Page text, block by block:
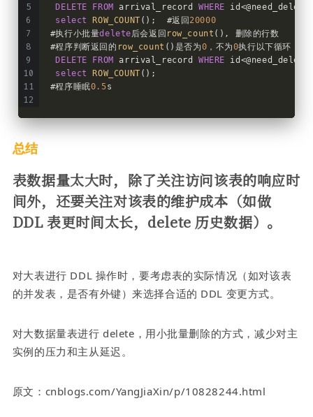
DELETE
FROM arrival_record WHERE
select
ROW_COUNT ();  #返回 20000
#执行小批量delete后会返回 row_count (), 删除的行数
#程序判断返回的 row_count ()是否为0 ，不为0执行以下循环，为
DELETE
FROM arrival_record WHERE
select
ROW_COUNT ();
#程序睡眠0.5s
总结
表数据量太大时，除了关注访问该表的响应时
间外，还要关注对该表的维护成本（如做
DDL 表更时间太长，delete 历史数据）。
对大表进行 DDL 操作时，要考虑表的实际情况（如对该表
的并发表，是否有外键）来选择合适的 DDL 变更方式。
对大数据量表进行 delete，用小批量删除的方式，减少对主
实例的压力和主从延迟。
原文：cnblogs.com/YangJiaXin/p/10828244.html